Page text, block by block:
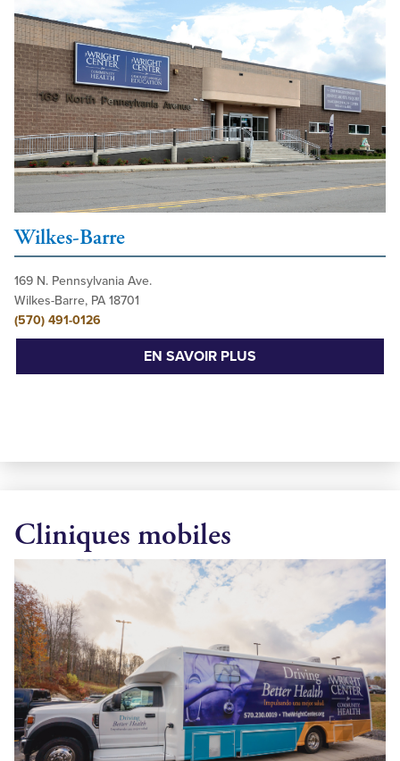
Wilkes-Barre
169 N. Pennsylvania Ave.
Wilkes-Barre, PA 18701
(570) 491-0126
EN SAVOIR PLUS
Cliniques mobiles